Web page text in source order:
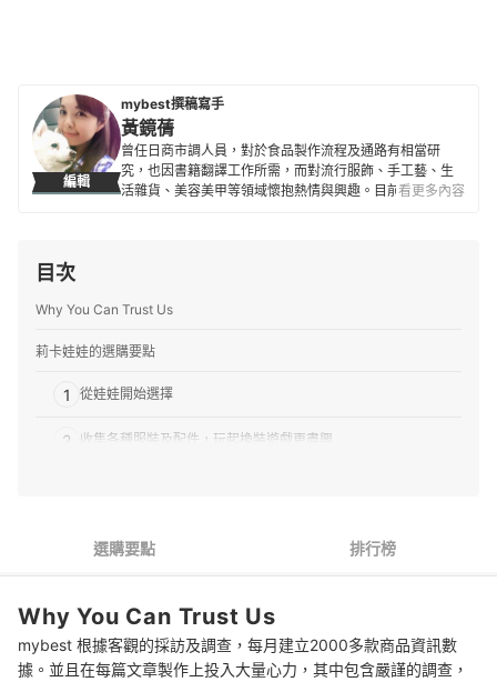
編輯
mybest撰稿寫手
黃鏡蒨
曾任日商市調人員，對於食品製作流程及通路有相當研
究，也因書籍翻譯工作所需，而對流行服飾、手工藝、生
活雜貨、美容美甲等領域懷抱熱情與興趣。目前為專職翻
看更多內容
目次
Why You Can Trust Us
莉卡娃娃的選購要點
1 從娃娃開始選擇
2 收集各種服裝及配件，玩起換裝遊戲更盡興
推薦十大莉卡娃娃人氣排行榜
總結
選購要點 排行榜
Why You Can Trust Us
mybest 根據客觀的採訪及調查，每月建立2000多款商品資訊數
據。並且在每篇文章製作上投入大量心力，其中包含嚴謹的調查，